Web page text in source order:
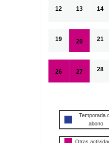
12 13 14
19 20 21
26 27 28
Temporada
abono
Otras